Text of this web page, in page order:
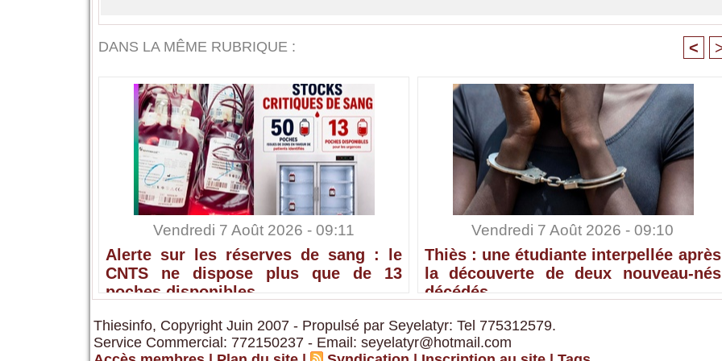
DANS LA MÊME RUBRIQUE : <
Vendredi 7 Août 2026 - 09:11
Alerte sur les réserves de sang : le
CNTS ne dispose plus que de 13
poches disponibles
Vendredi 7 Août 2026 - 09:10
Thiès : une étudiante interpellée après
la découverte de deux nouveau-nés
décédés
Thiesinfo, Copyright Juin 2007 - Propulsé par Seyelatyr: Tel 775312579.
Service Commercial: 772150237 - Email: seyelatyr@hotmail.com